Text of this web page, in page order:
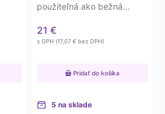
použiteľná ako bežná
21 €
s DPH (17,07 € bez DPH)
Pridať do košíka
5 na sklade